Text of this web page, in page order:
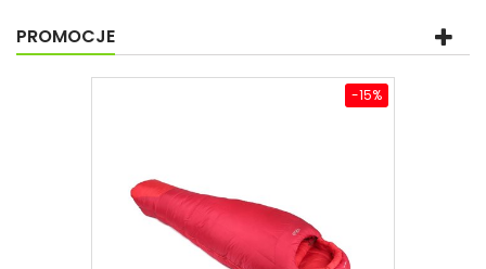
PROMOCJE
-15%